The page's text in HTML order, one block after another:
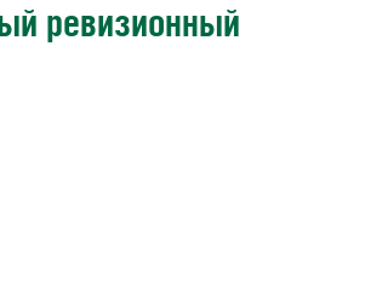
ревизионный